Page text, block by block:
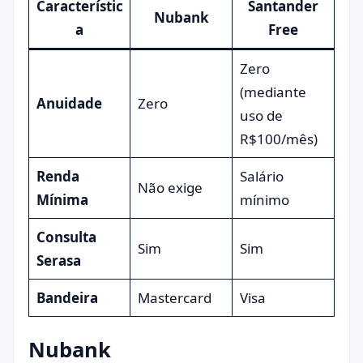
Característic
a
Nubank
Santander
Free
Anuidade Zero
Zero
(mediante
uso de
R$100/mês)
Renda
Mínima
Não exige
Salário
mínimo
Consulta
Serasa
Sim Sim
Bandeira Mastercard Visa
Nubank